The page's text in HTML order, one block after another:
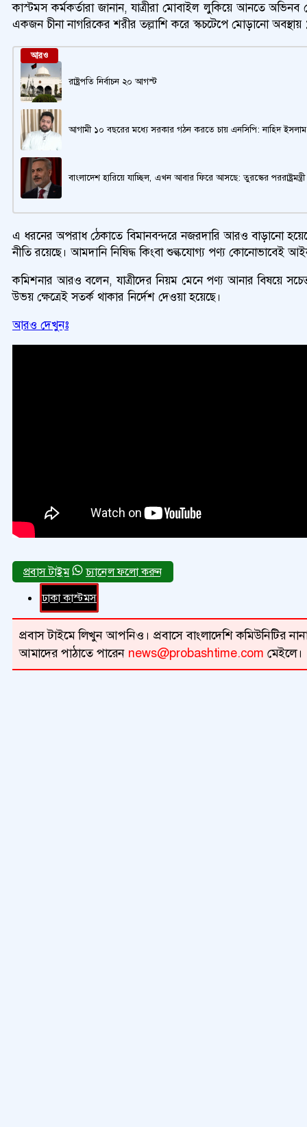
কাস্টমস কর্মকর্তারা জানান, যাত্রীরা মোবাইল লুকিয়ে আনতে
একজন চীনা নাগরিকের শরীর তল্লাশি করে স্কচটেপে মোড়ানো
আরও
রাষ্ট্রপতি নির্বাচন ২০ আগস্ট
আগামী ১০ বছরের মধ্যে সরকার গঠন করতে চায় এনসিপি: নাহিদ ইসলাম
বাংলাদেশ হারিয়ে যাচ্ছিল, এখন আবার ফিরে আসছে: তুরস্কের পররাষ্ট্রমন্ত্রী
এ ধরনের অপরাধ ঠেকাতে বিমানবন্দরে নজরদারি আরও বাড়ানো
নীতি রয়েছে। আমদানি নিষিদ্ধ কিংবা শুল্কযোগ্য পণ্য কোনোভাবেই
কমিশনার আরও বলেন, যাত্রীদের নিয়ম মেনে পণ্য আনার বিষয়ে
উভয় ক্ষেত্রেই সতর্ক থাকার নির্দেশ দেওয়া হয়েছে।
আরও দেখুনঃ
চ্যানেল ফলো করুন
ঢাকা কাস্টমস
প্রবাস টাইমে লিখুন আপনিও। প্রবাসে বাংলাদেশি কমিউনিটির
আমাদের পাঠাতে পারেন news@probashtime.com মেইলে।